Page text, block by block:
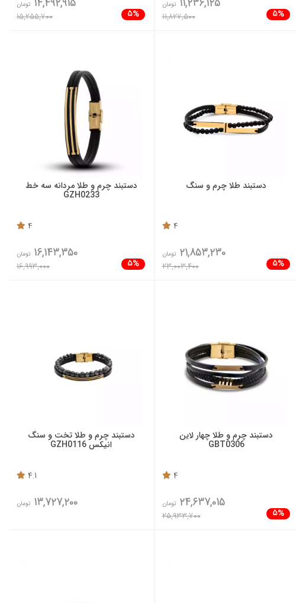
5%
11,236,125 تومان
11,827,500
5%
14,492,915 تومان
15,255,700
دستبند طلا چرم و سنگ
4
5%
21,853,230 تومان
23,003,400
دستبند چرم و طلا مردانه سه خط
GZH0233
4
5%
16,143,350 تومان
16,993,000
دستبند چرم و طلا چهار لاین
GBT0306
4
5%
24,637,015 تومان
25,933,700
دستبند چرم و طلا تخت و سنگ
انیکس GZH0116
4.1
13,727,200 تومان